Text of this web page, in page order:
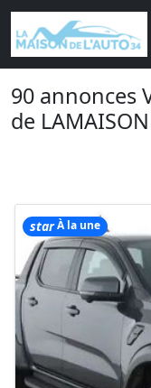
90 annonces
de
starÀ la une